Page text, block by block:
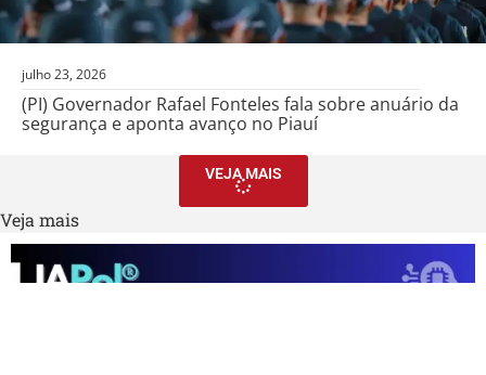
julho 23, 2026
(PI) Governador Rafael Fonteles fala sobre anuário da
segurança e aponta avanço no Piauí
VEJA MAIS
Veja mais